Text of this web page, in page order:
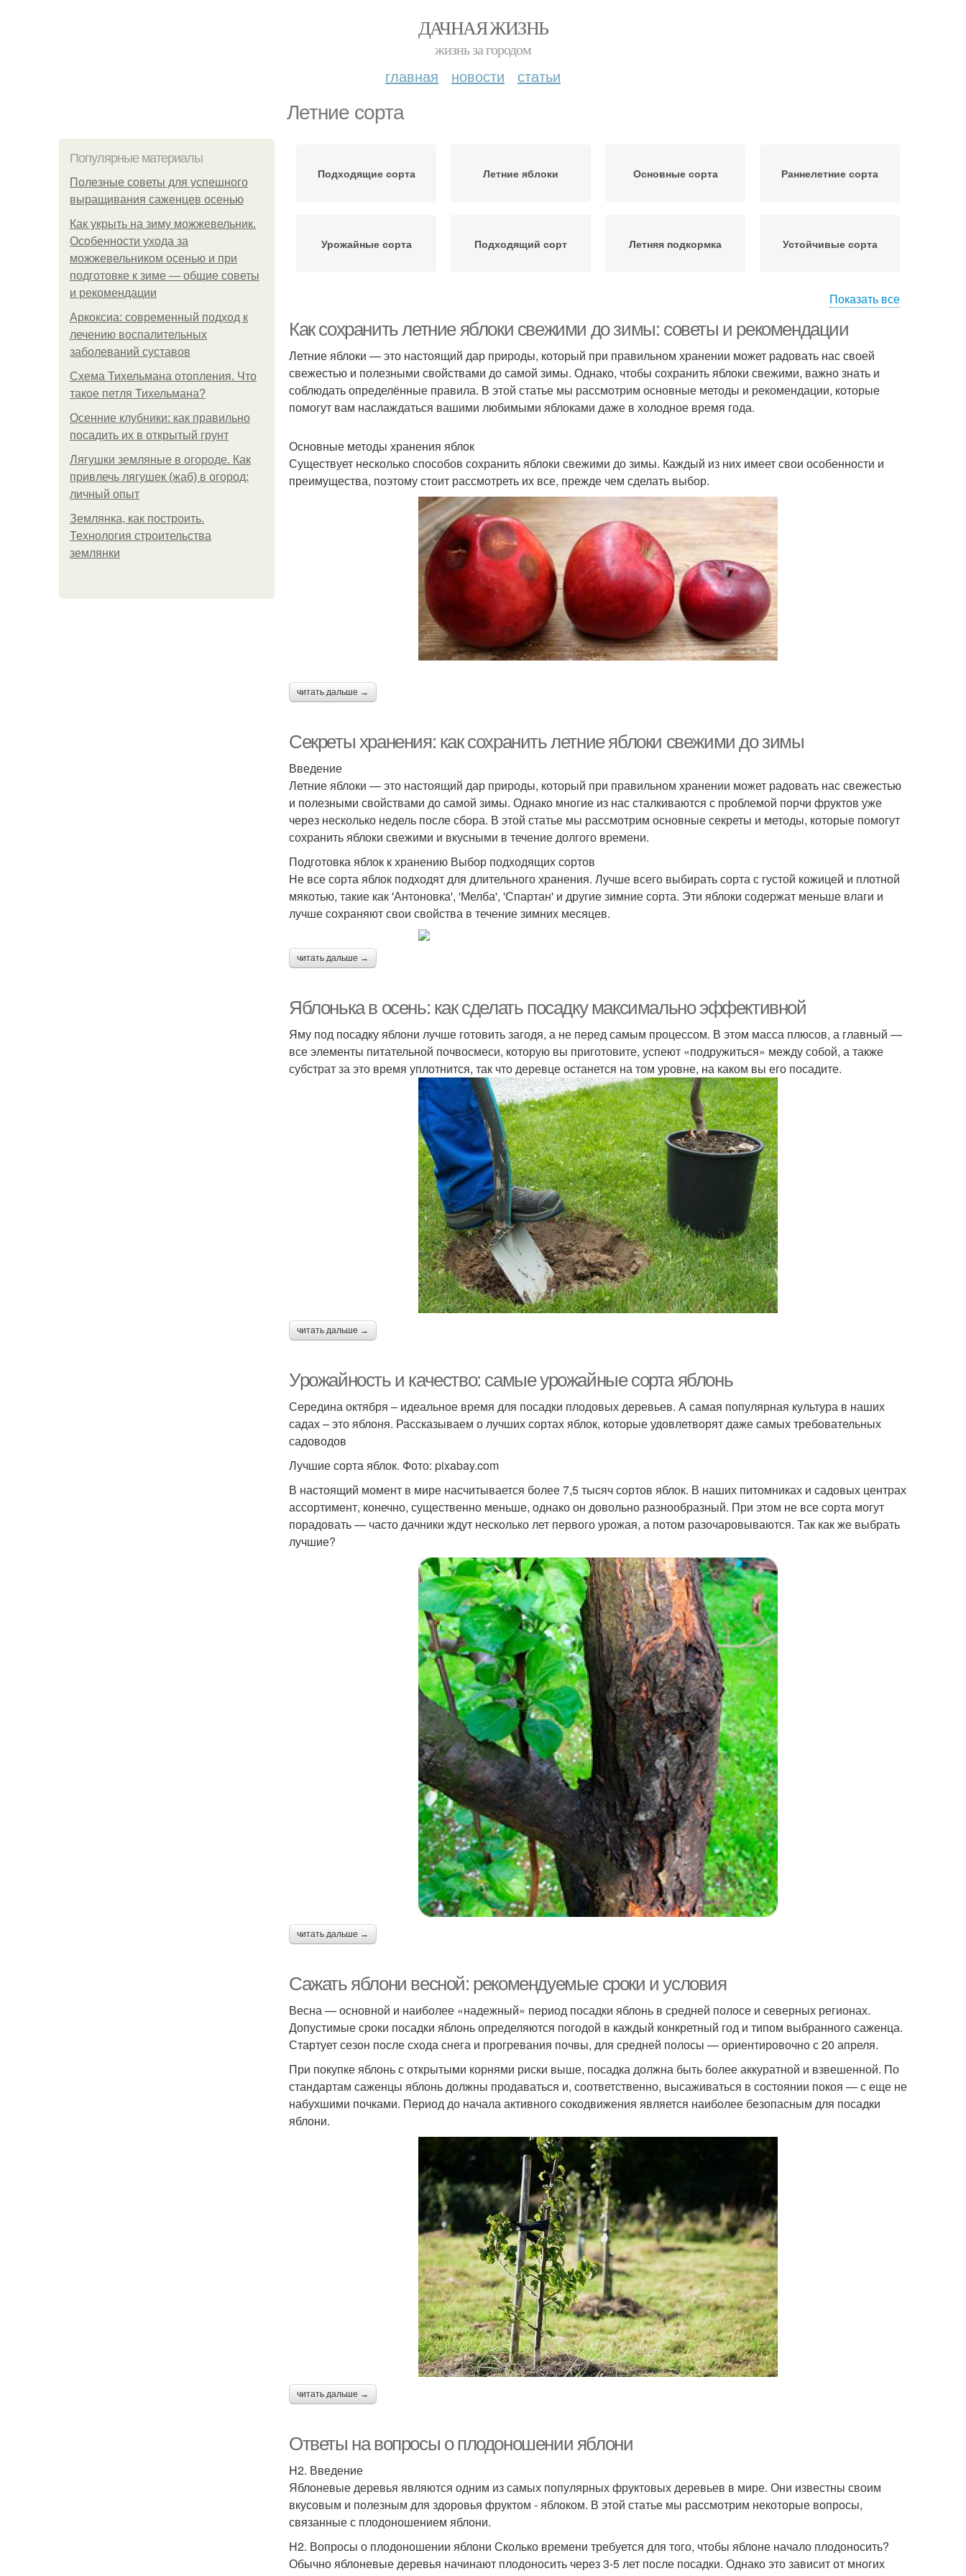
ДАЧНАЯ ЖИЗНЬ
жизнь за городом
главная новости статьи
Летние сорта
Популярные материалы
Полезные советы для успешного
выращивания саженцев осенью
Как укрыть на зиму можжевельник.
Особенности ухода за
можжевельником осенью и при
подготовке к зиме — общие советы
и рекомендации
Аркоксиа: современный подход к
лечению воспалительных
заболеваний суставов
Схема Тихельмана отопления. Что
такое петля Тихельмана?
Осенние клубники: как правильно
посадить их в открытый грунт
Лягушки земляные в огороде. Как
привлечь лягушек (жаб) в огород:
личный опыт
Землянка, как построить.
Технология строительства
землянки
Подходящие сорта Летние яблоки Основные сорта Раннелетние сорта
Урожайные сорта Подходящий сорт Летняя подкормка Устойчивые сорта
полосы
Ранние сорта Среднерослые сорта Карликовые сорта Зимние сорта
Скороплодные сорта Крупноплодные сорта Самоплодные сорта
Зимний сорт Поздние сорта
Показать все
Как сохранить летние яблоки свежими до зимы: советы и рекомендации
Летние яблоки — это настоящий дар природы, который при правильном хранении может радовать нас своей
свежестью и полезными свойствами до самой зимы. Однако, чтобы сохранить яблоки свежими, важно знать и
соблюдать определённые правила. В этой статье мы рассмотрим основные методы и рекомендации, которые
помогут вам наслаждаться вашими любимыми яблоками даже в холодное время года.
Основные методы хранения яблок
Существует несколько способов сохранить яблоки свежими до зимы. Каждый из них имеет свои особенности и
преимущества, поэтому стоит рассмотреть их все, прежде чем сделать выбор.
читать дальше →
Секреты хранения: как сохранить летние яблоки свежими до зимы
Введение
Летние яблоки — это настоящий дар природы, который при правильном хранении может радовать нас свежестью
и полезными свойствами до самой зимы. Однако многие из нас сталкиваются с проблемой порчи фруктов уже
через несколько недель после сбора. В этой статье мы рассмотрим основные секреты и методы, которые помогут
сохранить яблоки свежими и вкусными в течение долгого времени.
Подготовка яблок к хранению Выбор подходящих сортов
Не все сорта яблок подходят для длительного хранения. Лучше всего выбирать сорта с густой кожицей и плотной
мякотью, такие как 'Антоновка', 'Мелба', 'Спартан' и другие зимние сорта. Эти яблоки содержат меньше влаги и
лучше сохраняют свои свойства в течение зимних месяцев.
читать дальше →
Яблонька в осень: как сделать посадку максимально эффективной
Яму под посадку яблони лучше готовить загодя, а не перед самым процессом. В этом масса плюсов, а главный —
все элементы питательной почвосмеси, которую вы приготовите, успеют «подружиться» между собой, а также
субстрат за это время уплотнится, так что деревце останется на том уровне, на каком вы его посадите.
читать дальше →
Урожайность и качество: самые урожайные сорта яблонь
Середина октября – идеальное время для посадки плодовых деревьев. А самая популярная культура в наших
садах – это яблоня. Рассказываем о лучших сортах яблок, которые удовлетворят даже самых требовательных
садоводов
Лучшие сорта яблок. Фото: pixabay.com
В настоящий момент в мире насчитывается более 7,5 тысяч сортов яблок. В наших питомниках и садовых центрах
ассортимент, конечно, существенно меньше, однако он довольно разнообразный. При этом не все сорта могут
порадовать — часто дачники ждут несколько лет первого урожая, а потом разочаровываются. Так как же выбрать
лучшие?
читать дальше →
Сажать яблони весной: рекомендуемые сроки и условия
Весна — основной и наиболее «надежный» период посадки яблонь в средней полосе и северных регионах.
Допустимые сроки посадки яблонь определяются погодой в каждый конкретный год и типом выбранного саженца.
Стартует сезон после схода снега и прогревания почвы, для средней полосы — ориентировочно с 20 апреля.
При покупке яблонь с открытыми корнями риски выше, посадка должна быть более аккуратной и взвешенной. По
стандартам саженцы яблонь должны продаваться и, соответственно, высаживаться в состоянии покоя — с еще не
набухшими почками. Период до начала активного сокодвижения является наиболее безопасным для посадки
яблони.
читать дальше →
Ответы на вопросы о плодоношении яблони
H2. Введение
Яблоневые деревья являются одним из самых популярных фруктовых деревьев в мире. Они известны своим
вкусовым и полезным для здоровья фруктом - яблоком. В этой статье мы рассмотрим некоторые вопросы,
связанные с плодоношением яблони.
H2. Вопросы о плодоношении яблони Сколько времени требуется для того, чтобы яблоне начало плодоносить?
Обычно яблоневые деревья начинают плодоносить через 3-5 лет после посадки. Однако это зависит от многих